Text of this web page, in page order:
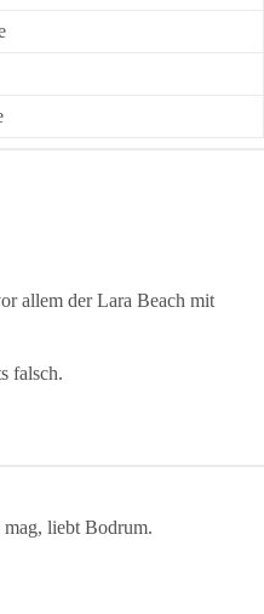
allem der Lara Beach mit
falsch.
liebt Bodrum.